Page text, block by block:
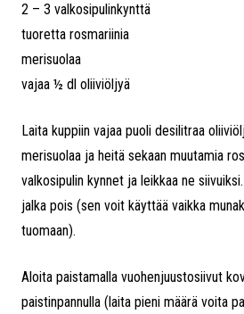
2 – 3 valkosipulinkynttä
tuoretta rosmariinia
merisuolaa
vajaa ½ dl oliiviöljyä
Laita kuppiin vajaa puoli desilitraa
merisuolaa ja heitä sekaan muutamia
valkosipulin kynnet ja leikkaa ne
jalka pois (sen voit käyttää vaikka
tuomaan).
Aloita paistamalla vuohenjuustosiivut
paistinpannulla (laita pieni määrä voita